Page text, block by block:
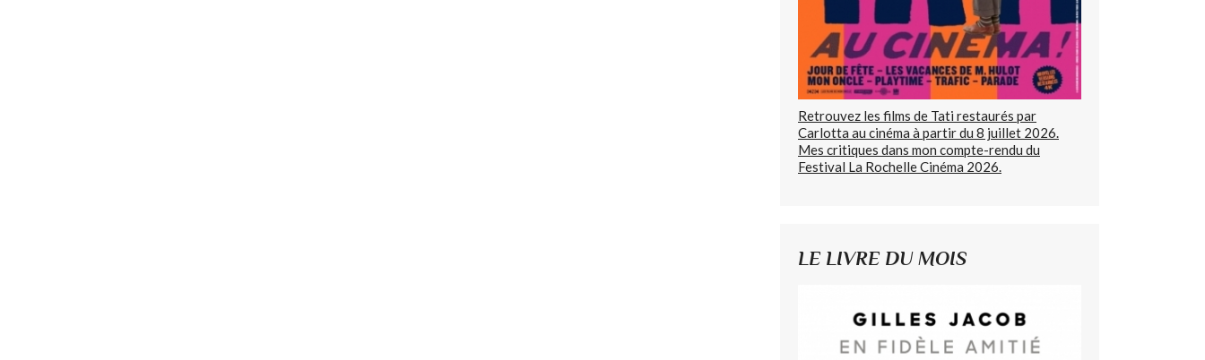
Retrouvez les films de Tati restaurés par
Carlotta au cinéma à partir du 8 juillet 2026.
Mes critiques dans mon compte-rendu du
Festival La Rochelle Cinéma 2026.
LE LIVRE DU MOIS